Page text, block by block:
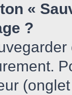
«
?